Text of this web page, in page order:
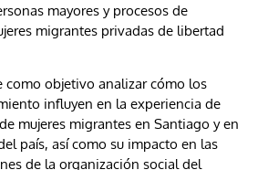
mayores y procesos de
migrantes privadas de libertad
como objetivo analizar cómo los
influyen en la experiencia de
mujeres migrantes en Santiago y en
país, así como su impacto en las
de la organización social del